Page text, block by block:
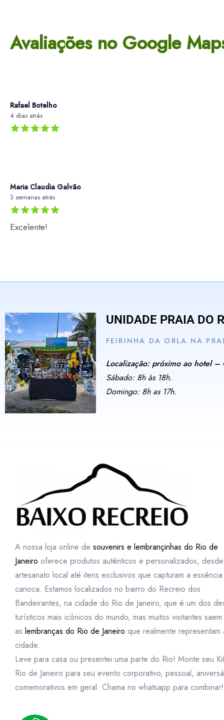
Avaliações no Google
Rafael Botelho
4 dias atrás
Maria Claudia Galvão
3 semanas atrás
Excelente!
UNIDADE PRAIA DO
FEIRINHA DA ORLA NA
Localização: próximo ao hotel –
Sábado: 8h às 18h.
Domingo: 8h as 17h.
A nossa loja online de souvenirs e lembrançinhas do Rio de
Janeiro oferece produtos autênticos e personalizados, desde
artesanato local até itens exclusivos que capturam a essência
carioca. Estamos localizados no bairro do Recreio dos
Bandeirantes, na cidade do Rio de Janeiro, que é um dos
turísticos mais icônicos do mundo, mas muitos visitantes
as lembranças do Rio de Janeiro que realmente representam
cidade.
Leve para casa ou presentei uma parte do Rio! Monte seu
Rio de Janeiro para seu evento corporativo, pessoal,
comemorativos em geral. Chama no whatsapp para combinar!